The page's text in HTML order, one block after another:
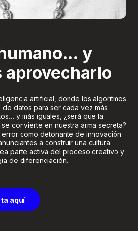
y
aprovecharlo
artificial, donde los algoritmos
datos para ser cada vez más
y más iguales, ¿será que la
convierte en nuestra arma secreta?
error como detonante de innovación
a construir una cultura
parte activa del proceso creativo y
de diferenciación.
aquí